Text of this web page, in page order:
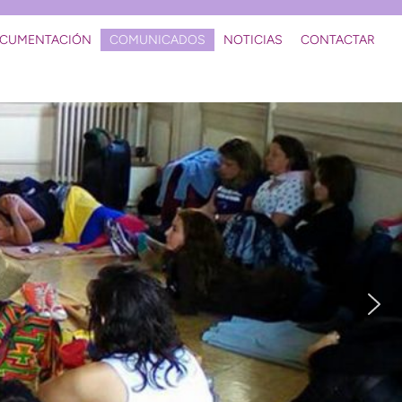
COMUNICADOS NOTICIAS CONTACTAR